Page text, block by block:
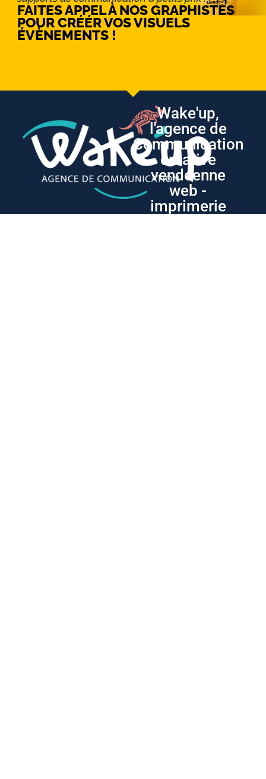
FAITES APPEL À NOS GRAPHISTES
POUR CRÉÉR VOS VISUELS
ÉVÈNEMENTS !
Wake'up,
l'agence de
Communication
créative
vendéenne
web -
imprimerie